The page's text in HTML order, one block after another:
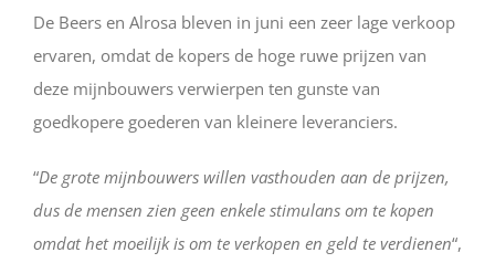
De Beers en Alrosa bleven in juni een zeer lage verkoop
ervaren, omdat de kopers de hoge ruwe prijzen van
deze mijnbouwers verwierpen ten gunste van
goedkopere goederen van kleinere leveranciers.
“De grote mijnbouwers willen vasthouden aan de prijzen,
dus de mensen zien geen enkele stimulans om te kopen
omdat het moeilijk is om te verkopen en geld te verdienen“,